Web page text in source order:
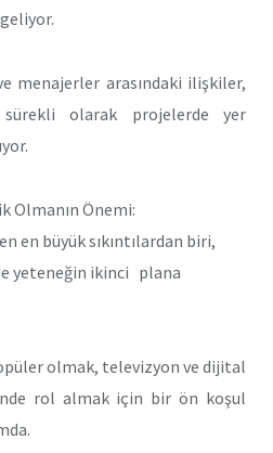
menajerler arasındaki ilişkiler,
sürekli olarak projelerde yer
Olmanın Önemi:
en büyük sıkıntılardan biri,
yeteneğin ikinci plana
olmak, televizyon ve dijital
rol almak için bir ön koşul